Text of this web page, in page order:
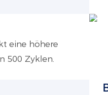
eine höhere
500 Zyklen.